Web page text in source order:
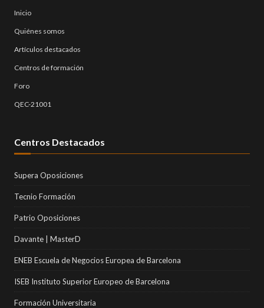
Inicio
Quiénes somos
Artículos destacados
Centros de formación
Foro
QEC-21001
Centros Destacados
Supera Oposiciones
Tecnio Formación
Patrio Oposiciones
Davante | MasterD
ENEB Escuela de Negocios Europea de Barcelona
ISEB Instituto Superior Europeo de Barcelona
Formación Universitaria